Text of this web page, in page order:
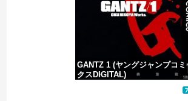
GANTZ 1 (ヤングジャンプコミ
クスDIGITAL)
価格：